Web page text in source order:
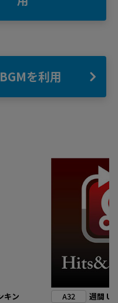
を利用
キン
A32 週間